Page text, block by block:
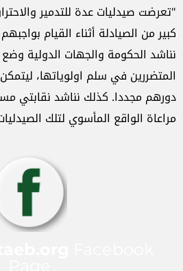
"تعرضت صيدليات عدة للتدمير
كبير من الصيادلة أثناء القيام
نناشد الحكومة والجهات الدولية
المتضررين في سلم اولوياتها،
دورهم مجددا. كذلك نناشد نقابتي
مراعاة الواقع المأسوي لتلك